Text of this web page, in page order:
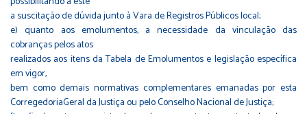
a suscitação de dúvida junto à Vara de Registros Públicos local;
e) quanto aos emolumentos, a necessidade da vinculação das
cobranças pelos atos
realizados aos itens da Tabela de Emolumentos e legislação específica
em vigor,
bem como demais normativas complementares emanadas por esta
CorregedoriaGeral da Justiça ou pelo Conselho Nacional de Justiça;